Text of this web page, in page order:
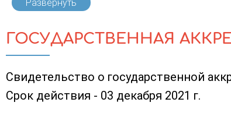
Развернуть
ГОСУДАРСТВЕННАЯ
Свидетельство о государственной
Срок действия - 03 декабря 2021 г.